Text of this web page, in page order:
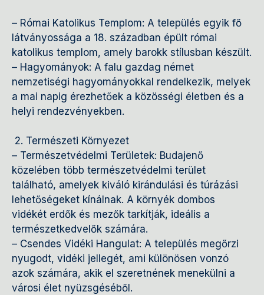
– Római Katolikus Templom: A település egyik fő
látványossága a 18. században épült római
katolikus templom, amely barokk stílusban készült.
– Hagyományok: A falu gazdag német
nemzetiségi hagyományokkal rendelkezik, melyek
a mai napig érezhetőek a közösségi életben és a
helyi rendezvényekben.
2. Természeti Környezet
– Természetvédelmi Területek: Budajenő
közelében több természetvédelmi terület
található, amelyek kiváló kirándulási és túrázási
lehetőségeket kínálnak. A környék dombos
vidékét erdők és mezők tarkítják, ideális a
természetkedvelők számára.
– Csendes Vidéki Hangulat: A település megőrzi
nyugodt, vidéki jellegét, ami különösen vonzó
azok számára, akik el szeretnének menekülni a
városi élet nyüzsgéséből.